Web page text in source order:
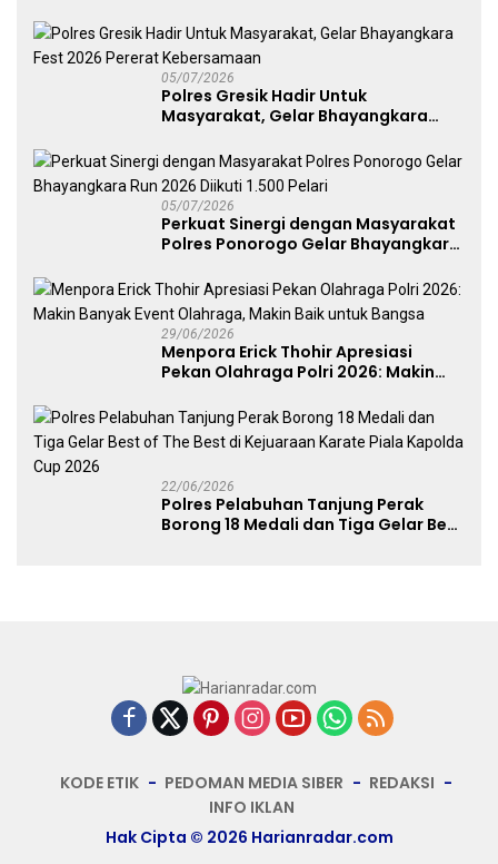
Dekranasda Gerakan Ekonomi Lokal
05/07/2026
Polres Gresik Hadir Untuk
Masyarakat, Gelar Bhayangkara
05/07/2026
Perkuat Sinergi dengan Masyarakat
Polres Ponorogo Gelar Bhayangkara
29/06/2026
Menpora Erick Thohir Apresiasi
Pekan Olahraga Polri 2026: Makin
untuk Bangsa
22/06/2026
Polres Pelabuhan Tanjung Perak
Borong 18 Medali dan Tiga Gelar Best
KODE ETIK PEDOMAN MEDIA SIBER
REDAKSI
INFO IKLAN
Hak Cipta © 2026 Harianradar.com